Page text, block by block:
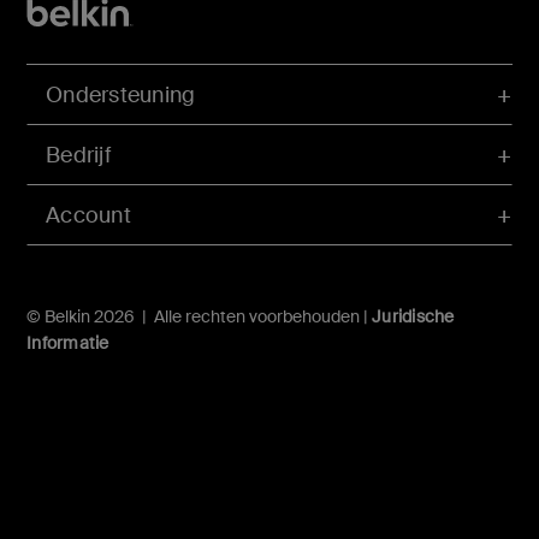
Account
Ondersteuning
Bedrijf
© Belkin 2026 | Alle rechten voorbehouden | Juridische
Informatie